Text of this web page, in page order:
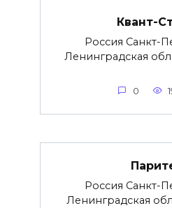
Квант-
Россия Санкт-
Ленинградская
0
Россия Санкт-
Ленинградская